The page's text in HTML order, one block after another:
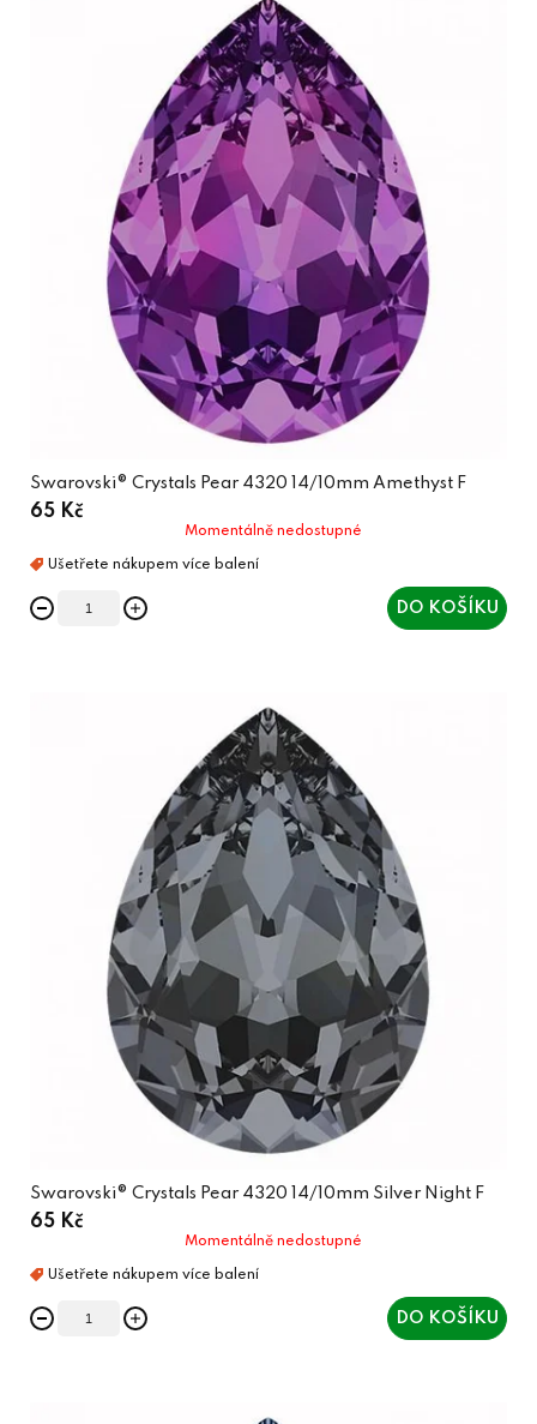
Swarovski® Crystals Pear 4320 14/10mm Amethyst F
65 Kč
Momentálně nedostupné
DO KOŠÍKU
Swarovski® Crystals Pear 4320 14/10mm Silver Night F
65 Kč
Momentálně nedostupné
DO KOŠÍKU